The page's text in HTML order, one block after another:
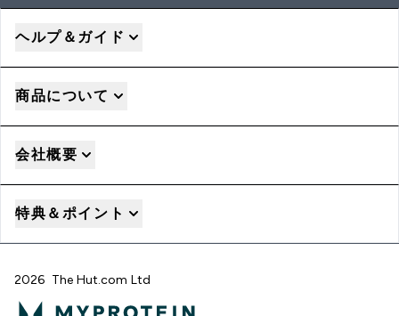
ヘルプ＆ガイド
商品について
会社概要
特典＆ポイント
2026 The Hut.com Ltd